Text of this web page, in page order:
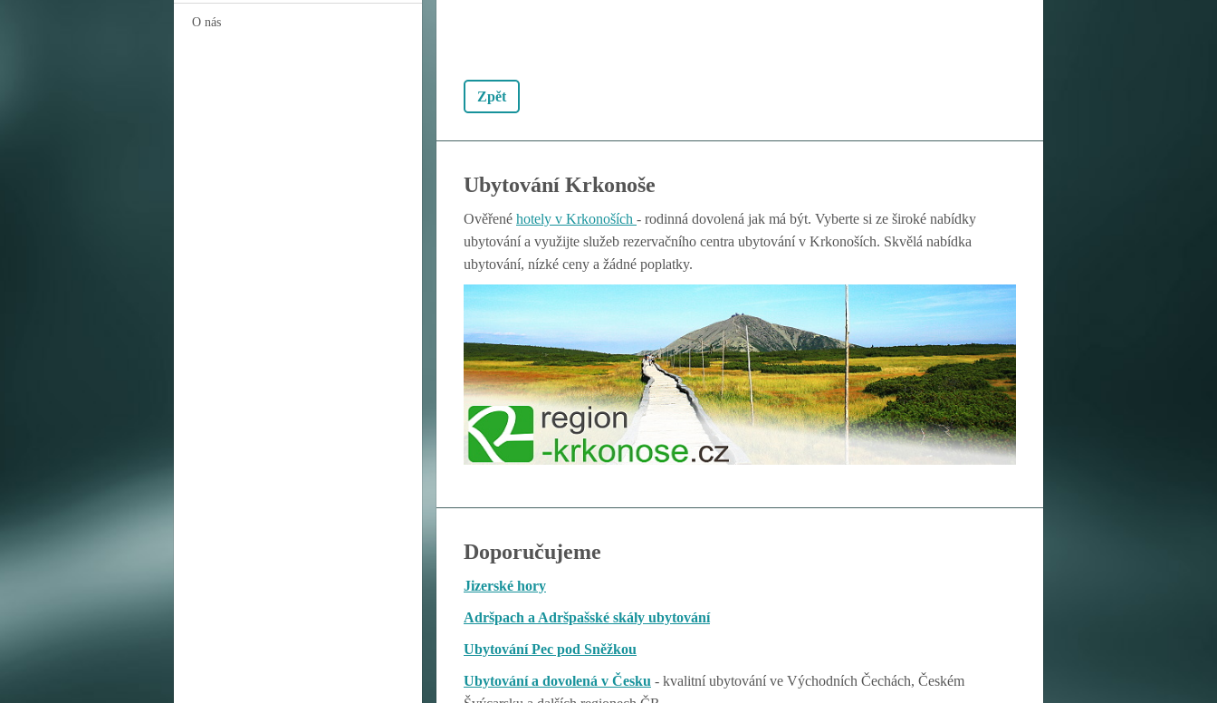
O nás
Zpět
Ubytování Krkonoše
Ověřené hotely v Krkonoších - rodinná dovolená jak má být. Vyberte si ze široké nabídky
ubytování a využijte služeb rezervačního centra ubytování v Krkonoších. Skvělá nabídka
ubytování, nízké ceny a žádné poplatky.
Doporučujeme
Jizerské hory
Adršpach a Adršpašské skály ubytování
Ubytování Pec pod Sněžkou
Ubytování a dovolená v Česku - kvalitní ubytování ve Východních Čechách, Českém